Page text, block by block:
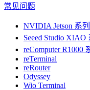
常见问题
NVIDIA Jetson 系列
Seeed Studio XIAO
reComputer R1000
reTerminal
reRouter
Odyssey
Wio Terminal